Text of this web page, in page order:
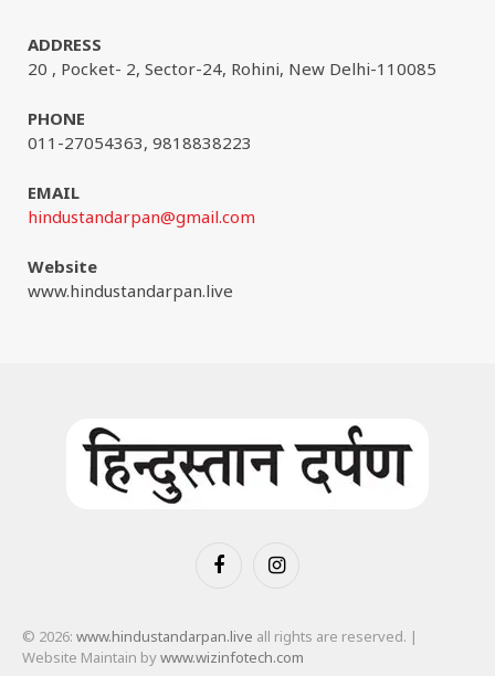
ADDRESS
20 , Pocket- 2, Sector-24, Rohini, New Delhi-110085
PHONE
011-27054363, 9818838223
EMAIL
hindustandarpan@gmail.com
Website
www.hindustandarpan.live
FacebookInstagram
© 2026: www.hindustandarpan.live all rights are reserved. |
Website Maintain bywww.wizinfotech.com